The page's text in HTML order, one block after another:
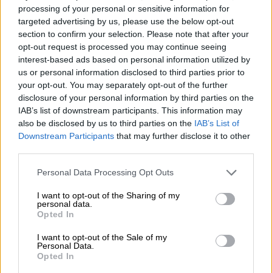
processing of your personal or sensitive information for
targeted advertising by us, please use the below opt-out
section to confirm your selection. Please note that after your
opt-out request is processed you may continue seeing
interest-based ads based on personal information utilized by
us or personal information disclosed to third parties prior to
your opt-out. You may separately opt-out of the further
disclosure of your personal information by third parties on the
IAB’s list of downstream participants. This information may
also be disclosed by us to third parties on the IAB’s List of
Downstream Participants that may further disclose it to other
Please note that this website/app uses one or more Google
not limited to your visit or usage behaviour. You may click to
grant or deny consent to Google and its third-party tags to
use your data for below specified purposes in below Google
consent section.
Personal Data Processing Opt Outs
I want to opt-out of the Sharing of my
personal data.
Opted In
I want to opt-out of the Sale of my
Personal Data.
Opted In
exploded at a restaurant in the
western Turkish town of Nazilli,
#Turkey .pic.twitter.com/VfEukh0f2o
— World Source News
(@Worldsource24)December 30,
2022
Σε δήλωσή του σχετικά με το περιστατικό, ο
του δήλωσε: «7 πολίτες έχασαν
ένας από αυτούς σοβαρά. Οι ομάδες μας για
τη διερεύνηση του τόπου του περιστατικού,
η πυροσβεστική και η υγειονομική υπηρεσία
επενέβησαν. Δυστυχώς, είχαμε ένα θλιβερό
περιστατικό. Η πρώτη πληροφορία που
έδωσε ο υπάλληλος είναι ότι υπήρχε μια